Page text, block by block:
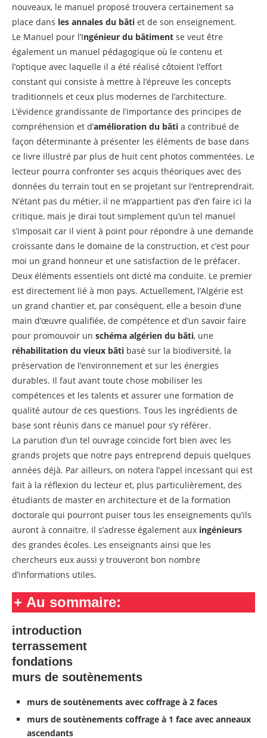
nouveaux, le manuel proposé trouvera certainement sa
place dans les annales du bâti et de son enseignement.
Le Manuel pour l’Ingénieur du bâtiment se veut être
également un manuel pédagogique où le contenu et
l’optique avec laquelle il a été réalisé côtoient l’effort
constant qui consiste à mettre à l’épreuve les concepts
traditionnels et ceux plus modernes de l’architecture.
L’évidence grandissante de l’importance des principes de
compréhension et d’amélioration du bâti a contribué de
façon déterminante à présenter les éléments de base dans
ce livre illustré par plus de huit cent photos commentées. Le
lecteur pourra confronter ses acquis théoriques avec des
données du terrain tout en se projetant sur l’entreprendrait.
N’étant pas du métier, il ne m’appartient pas d’en faire ici la
critique, mais je dirai tout simplement qu’un tel manuel
s’imposait car il vient à point pour répondre à une demande
croissante dans le domaine de la construction, et c’est pour
moi un grand honneur et une satisfaction de le préfacer.
Deux éléments essentiels ont dicté ma conduite. Le premier
est directement lié à mon pays. Actuellement, l’Algérie est
un grand chantier et, par conséquent, elle a besoin d’une
main d’œuvre qualifiée, de compétence et d’un savoir faire
pour promouvoir un schéma algérien du bâti, une
réhabilitation du vieux bâti basé sur la biodiversité, la
préservation de l’environnement et sur les énergies
durables. Il faut avant toute chose mobiliser les
compétences et les talents et assurer une formation de
qualité autour de ces questions. Tous les ingrédients de
base sont réunis dans ce manuel pour s’y référer.
La parution d’un tel ouvrage coïncide fort bien avec les
grands projets que notre pays entreprend depuis quelques
années déjà. Par ailleurs, on notera l’appel incessant qui est
fait à la réflexion du lecteur et, plus particulièrement, des
étudiants de master en architecture et de la formation
doctorale qui pourront puiser tous les enseignements qu’ils
auront à connaitre. Il s’adresse également aux ingénieurs
des grandes écoles. Les enseignants ainsi que les
chercheurs eux aussi y trouveront bon nombre
d’informations utiles.
+ Au sommaire:
introduction
terrassement
fondations
murs de soutènements
murs de soutènements avec coffrage à 2 faces
murs de soutènements coffrage à 1 face avec anneaux
ascendants